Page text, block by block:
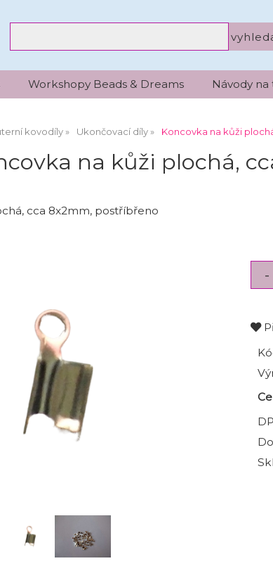
Workshopy Beads & Dreams Návody
kovodíly Ukončovací díly Koncovka na kůži
na kůži plochá,
cca 8x2mm, postříbřeno